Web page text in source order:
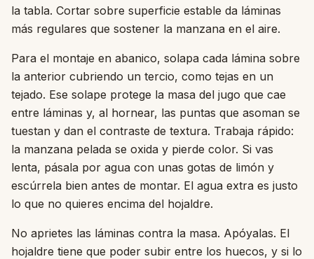
la tabla. Cortar sobre superficie estable da láminas
más regulares que sostener la manzana en el aire.
Para el montaje en abanico, solapa cada lámina sobre
la anterior cubriendo un tercio, como tejas en un
tejado. Ese solape protege la masa del jugo que cae
entre láminas y, al hornear, las puntas que asoman se
tuestan y dan el contraste de textura. Trabaja rápido:
la manzana pelada se oxida y pierde color. Si vas
lenta, pásala por agua con unas gotas de limón y
escúrrela bien antes de montar. El agua extra es justo
lo que no quieres encima del hojaldre.
No aprietes las láminas contra la masa. Apóyalas. El
hojaldre tiene que poder subir entre los huecos, y si lo